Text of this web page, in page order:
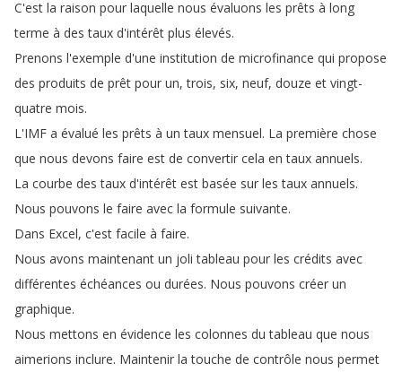
C'est la raison pour laquelle nous évaluons les prêts à long
terme à des taux d'intérêt plus élevés.
Prenons l'exemple d'une institution de microfinance qui propose
des produits de prêt pour un,trois, six, neuf, douze et vingt-
quatre mois.
L'IMF a évalué les prêts à un taux mensuel. La première chose
que nous devons faire est de convertir cela en taux annuels.
La courbe des taux d'intérêt est basée sur les taux annuels.
Nous pouvons le faire avec la formule suivante.
Dans Excel, c'est facile à faire.
Nous avons maintenant un joli tableau pour les crédits avec
différentes échéances ou durées. Nous pouvons créer un
graphique.
Nous mettons en évidence les colonnes du tableau que nous
aimerions inclure. Maintenir la touche de contrôle nous permet